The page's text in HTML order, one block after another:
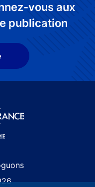
vous aux
publication